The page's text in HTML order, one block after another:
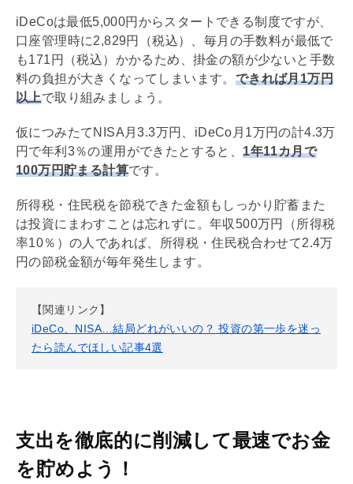
iDeCoは最低5,000円からスタートできる制度ですが、
口座管理時に2,829円（税込）、毎月の手数料が最低で
も171円（税込）かかるため、掛金の額が少ないと手数
料の負担が大きくなってしまいます。 できれば月1万円
以上で取り組みましょう。
仮につみたて NISA 月3.3万円、 iDeCo 月1万円の計4.3万
円で年利3％の運用ができたとすると、1年11カ月で
100万円貯まる計算です。
所得税・住民税を節税できた金額もしっかり貯蓄また
は投資にまわすことは忘れずに。年収500万円（所得税
率10％）の人であれば、所得税・住民税合わせて2.4万
円の節税金額が毎年発生します。
【関連リンク】
iDeCo、NISA…結局どれがいいの？ 投資の第一歩を迷っ
たら読んでほしい記事4選
支出を徹底的に削減して最速でお金
を貯めよう！